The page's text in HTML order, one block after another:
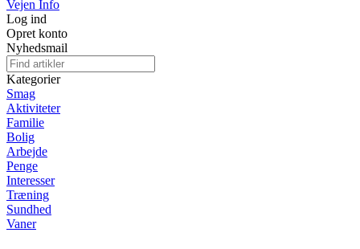
Vejen Info
Log ind
Opret konto
Nyhedsmail
Kategorier
Smag
Aktiviteter
Familie
Bolig
Arbejde
Penge
Interesser
Træning
Sundhed
Vaner